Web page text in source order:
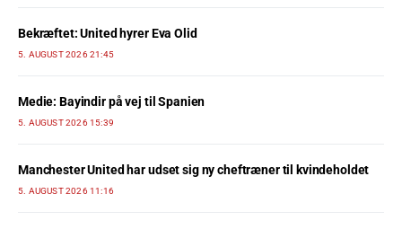
Bekræftet: United hyrer Eva Olid
5. AUGUST 2026 21:45
Medie: Bayindir på vej til Spanien
5. AUGUST 2026 15:39
Manchester United har udset sig ny cheftræner til kvindeholdet
5. AUGUST 2026 11:16